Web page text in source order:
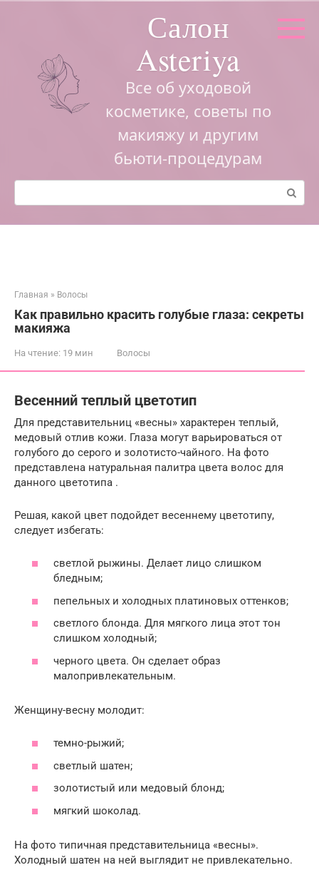
Салон
Asteriya
Все об уходовой
косметике, советы по
макияжу и другим
бьюти-процедурам
Поиск:
Главная » Волосы
Как правильно красить голубые глаза: секреты
макияжа
На чтение: 19 мин Волосы
Весенний теплый цветотип
Для представительниц «весны» характерен теплый,
медовый отлив кожи. Глаза могут варьироваться от
голубого до серого и золотисто-чайного. На фото
представлена натуральная палитра цвета волос для
данного цветотипа .
Решая, какой цвет подойдет весеннему цветотипу,
следует избегать:
светлой рыжины. Делает лицо слишком
бледным;
пепельных и холодных платиновых оттенков;
светлого блонда. Для мягкого лица этот тон
слишком холодный;
черного цвета. Он сделает образ
малопривлекательным.
Женщину-весну молодит:
темно-рыжий;
светлый шатен;
золотистый или медовый блонд;
мягкий шоколад.
На фото типичная представительница «весны».
Холодный шатен на ней выглядит не привлекательно.